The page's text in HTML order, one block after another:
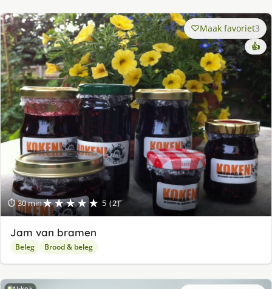
⏱ 30 min★★★★★ 5 (2)
Maak favoriet3
👍
Jam van bramen
Beleg Brood & beleg